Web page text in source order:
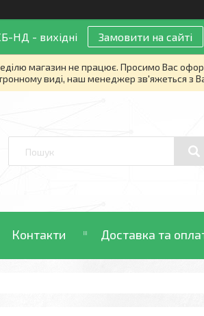
НД - вихідні Замовити на сайті
магазин не працює. Просимо Вас
виді, наш менеджер зв'яжеться з
Контакти Доставка та